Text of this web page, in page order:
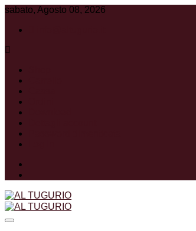
sabato, Agosto 08, 2026
AL TUGURIO
Associazione Ricreativa Sportiva Culturale